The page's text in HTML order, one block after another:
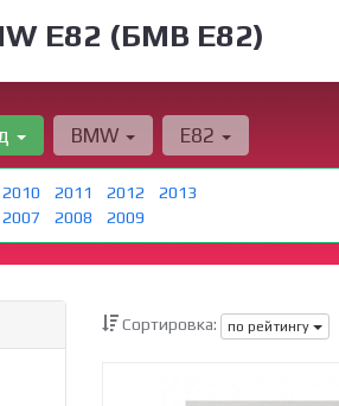
E82 (БМВ Е82)
2010 2011 2012
2013
2007 2008 2009
BMW E82
Сортировка: по рейтингу